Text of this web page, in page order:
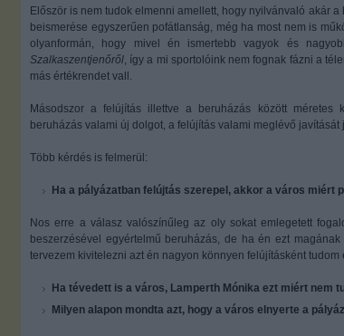
Először is nem tudok elmenni amellett, hogy nyilvánvaló akár
beismerése egyszerűen pofátlanság, még ha most nem is
olyanformán, hogy mivel én ismertebb vagyok és
Szalkaszentjenőről, így a mi sportolóink nem fognak fázni a
más értékrendet vall.
Másodszor a felújítás illettve a beruházás között méretes
beruházás valami új dolgot, a felújítás valami meglévő javítását
Több kérdés is felmerül:
Ha a pályázatban felújtás szerepel, akkor a város miért
Nos erre a válasz valószínűleg az oly sokat emlegetett
beszerzésével egyértelmű beruházás, de ha én ezt
tervezem kivitelezni azt én nagyon könnyen felújításként tudom
Ha tévedett is a város, Lamperth Mónika ezt miért nem
Milyen alapon mondta azt, hogy a város elnyerte a